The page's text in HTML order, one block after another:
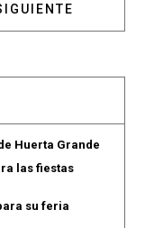
POZUELO
Huerta Grande
las fiestas
su feria